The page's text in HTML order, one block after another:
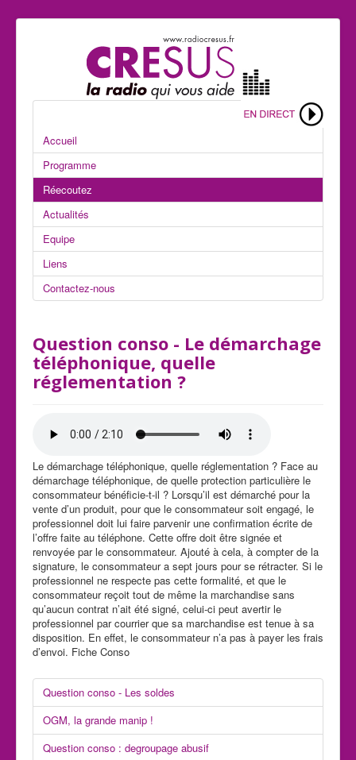
Accueil
Programme
Réecoutez
Actualités
Equipe
Liens
Contactez-nous
Question conso - Le démarchage
téléphonique, quelle
réglementation ?
Le démarchage téléphonique, quelle réglementation ? Face au
démarchage téléphonique, de quelle protection particulière le
consommateur bénéficie-t-il ? Lorsqu’il est démarché pour la
vente d’un produit, pour que le consommateur soit engagé, le
professionnel doit lui faire parvenir une confirmation écrite de
l’offre faite au téléphone. Cette offre doit être signée et
renvoyée par le consommateur. Ajouté à cela, à compter de la
signature, le consommateur a sept jours pour se rétracter. Si le
professionnel ne respecte pas cette formalité, et que le
consommateur reçoit tout de même la marchandise sans
qu’aucun contrat n’ait été signé, celui-ci peut avertir le
professionnel par courrier que sa marchandise est tenue à sa
disposition. En effet, le consommateur n’a pas à payer les frais
d’envoi. Fiche Conso
Question conso - Les soldes
OGM, la grande manip !
Question conso : degroupage abusif